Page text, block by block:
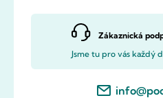
Zákaznická
Jsme tu pro vás každý